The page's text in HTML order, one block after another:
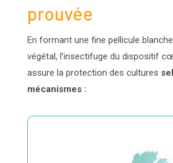
prouvée
En formant une fine pellicule
végétal, l’insectifuge du dispositif
assure la protection des cultures
mécanismes :